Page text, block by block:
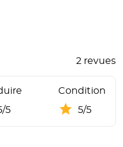
2 revues
5
Condition
5/5